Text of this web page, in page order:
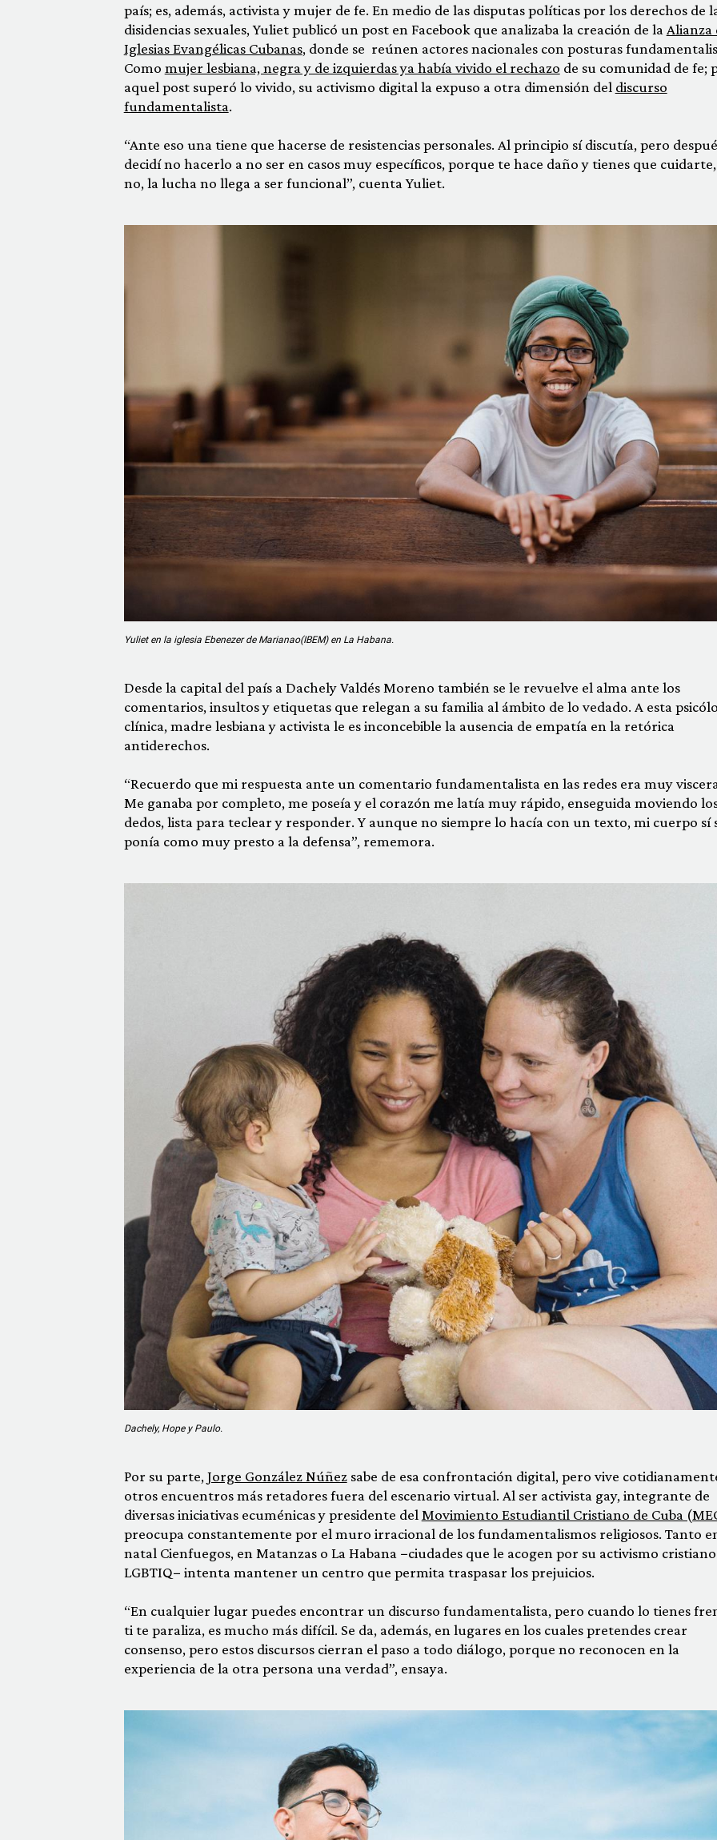
país; es, además, activista y mujer de fe. En medio de las disputas políticas por los derechos de
disidencias sexuales, Yuliet publicó un post en Facebook que analizaba la creación de la Alianza
Iglesias Evangélicas Cubanas, donde se reúnen actores nacionales con posturas
Como mujer lesbiana, negra y de izquierdas ya había vivido el rechazo de su comunidad de fe;
aquel post superó lo vivido, su activismo digital la expuso a otra dimensión del discurso
fundamentalista.
“Ante eso una tiene que hacerse de resistencias personales. Al principio sí discutía, pero
decidí no hacerlo a no ser en casos muy específicos, porque te hace daño y tienes que
no, la lucha no llega a ser funcional”, cuenta Yuliet.
Yuliet en la iglesia Ebenezer de Marianao(IBEM) en La Habana.
Desde la capital del país a Dachely Valdés Moreno también se le revuelve el alma ante los
comentarios, insultos y etiquetas que relegan a su familia al ámbito de lo vedado. A esta
clínica, madre lesbiana y activista le es inconcebible la ausencia de empatía en la retórica
antiderechos.
“Recuerdo que mi respuesta ante un comentario fundamentalista en las redes era muy
Me ganaba por completo, me poseía y el corazón me latía muy rápido, enseguida moviendo
dedos, lista para teclear y responder. Y aunque no siempre lo hacía con un texto, mi cuerpo sí
ponía como muy presto a la defensa”, rememora.
Dachely, Hope y Paulo.
Por su parte, Jorge González Núñezsabe de esa confrontación digital, pero vive
otros encuentros más retadores fuera del escenario virtual. Al ser activista gay, integrante de
diversas iniciativas ecuménicas y presidente del Movimiento Estudiantil Cristiano de Cuba
preocupa constantemente por el muro irracional de los fundamentalismos religiosos. Tanto
natal Cienfuegos, en Matanzas o La Habana −ciudades que le acogen por su activismo
LGBTIQ− intenta mantener un centro que permita traspasar los prejuicios.
“En cualquier lugar puedes encontrar un discurso fundamentalista, pero cuando lo tienes
ti te paraliza, es mucho más difícil. Se da, además, en lugares en los cuales pretendes crear
consenso, pero estos discursos cierran el paso a todo diálogo, porque no reconocen en la
experiencia de la otra persona una verdad”, ensaya.